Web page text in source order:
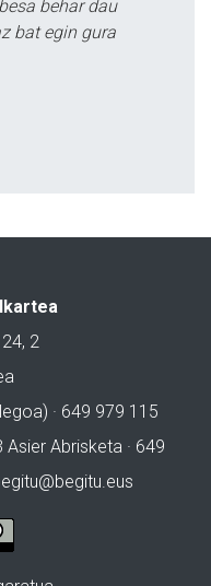
behar dau
bat egin gura
2
· 649 979 115
Asier Abrisketa · 649